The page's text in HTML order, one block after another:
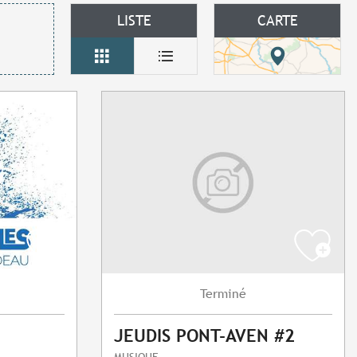
LISTE CARTE
Terminé
JEUDIS PONT-AVEN #2